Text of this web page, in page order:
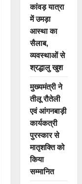
कांवड़ यात्रा
में उमड़ा
आस्था का
सैलाब,
व्यवस्थाओं से
श्रद्धालु खुश
मुख्यमंत्री ने
तीलू रौतेली
एवं आंगनबाड़ी
कार्यकत्री
पुरस्कार से
मातृशक्ति को
किया
सम्मानित